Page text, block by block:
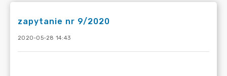
zapytanie nr 9/2020
2020-05-28 14:43